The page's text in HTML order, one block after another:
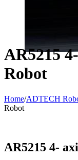
AR5215
Robot
Home/ADTECH
Robot
AR5215 4-